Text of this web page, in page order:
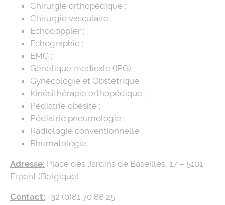
Chirurgie orthopédique ;
Chirurgie vasculaire ;
Echodoppler ;
Echographie ;
EMG ;
Génétique médicale (IPG) ;
Gynécologie et Obstétrique ;
Kinésithérapie orthopédique ;
Pédiatrie obésité ;
Pédiatrie pneumologie ;
Radiologie conventionnelle ;
Rhumatologie.
Adresse: Place des Jardins de Baseilles, 17 – 5101
Erpent (Belgique)
Contact: +32 (0)81 70 88 25